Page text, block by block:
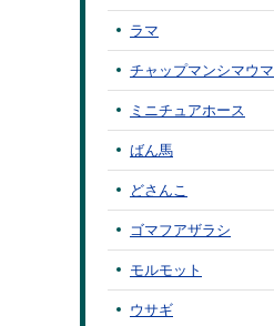
ラマ
チャップマンシマウマ
ミニチュアホース
ばん馬
どさんこ
ゴマフアザラシ
モルモット
ウサギ